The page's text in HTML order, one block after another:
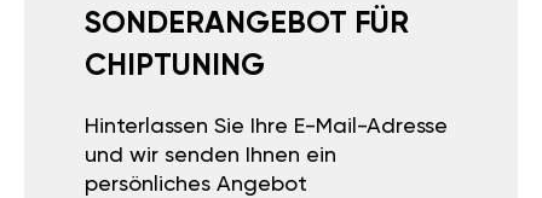
SONDERANGEBOT FÜR
CHIPTUNING
Hinterlassen Sie Ihre E-Mail-Adresse
und wir senden Ihnen ein
persönliches Angebot